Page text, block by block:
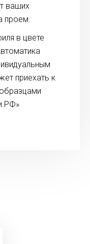
ваших
проем.
в цвете
приехать к